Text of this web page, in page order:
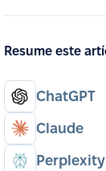
Resume este
ChatGPT
Claude
Perplexity